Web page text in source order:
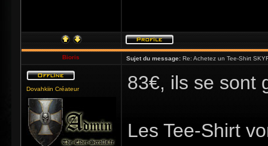
Bioris Sujet du message: Re: Achetez un Tee-Shirt
Dovahkiin Créateur 83€, ils se sont
Les Tee-Shirt